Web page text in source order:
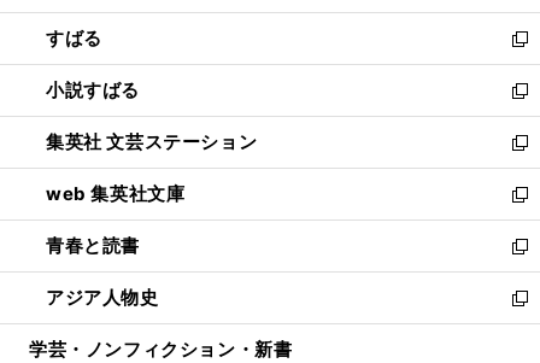
開
く
ウ
で
開
く
ン
ド
ウ
で
開
く
すばる
新
し
い
ウ
ィ
ン
ド
ウ
で
開
く
小説すばる
新
し
い
ウ
ィ
ン
ド
ウ
で
開
集英社 文芸ステーション
新
し
い
ウ
ィ
ン
ド
ウ
web 集英社文庫
新
し
い
ウ
ィ
ン
青春と読書
新
し
い
ウ
アジア人物史
新
し
学芸・ノンフィクション・新書